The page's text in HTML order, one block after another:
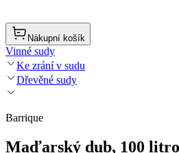
Nákupní košík
Vinné sudy
Ke zrání v sudu
Dřevěné sudy
Barrique
Maďarský dub, 100